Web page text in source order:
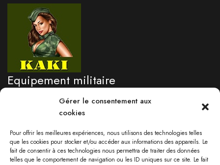
Gérer le consentement aux
cookies
Pour offrir les meilleures expériences, nous utilisons des technologies telles
que les cookies pour stocker et/ou accéder aux informations des appareils. Le
fait de consentir à ces technologies nous permettra de traiter des données
telles que le comportement de navigation ou les ID uniques sur ce site. Le fait
Equipement militaire
professionnel
Besoin d'un renseignement?
05 96 71 76 09
Lundi au vendredi 9:00-17:30